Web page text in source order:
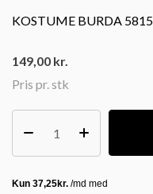
KOSTUME BURDA 5815
Pris pr. stk
149,00 kr.